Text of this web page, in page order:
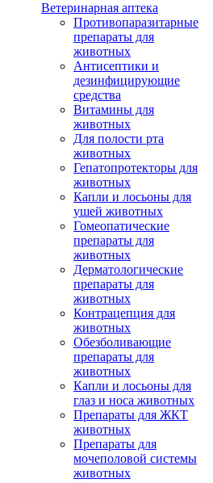
Ветеринарная аптека
Противопаразитарные
препараты для
животных
Антисептики и
дезинфицирующие
средства
Витамины для
животных
Для полости рта
животных
Гепатопротекторы для
животных
Капли и лосьоны для
ушей животных
Гомеопатические
препараты для
животных
Дерматологические
препараты для
животных
Контрацепция для
животных
Обезболивающие
препараты для
животных
Капли и лосьоны для
глаз и носа животных
Препараты для ЖКТ
животных
Препараты для
мочеполовой системы
животных